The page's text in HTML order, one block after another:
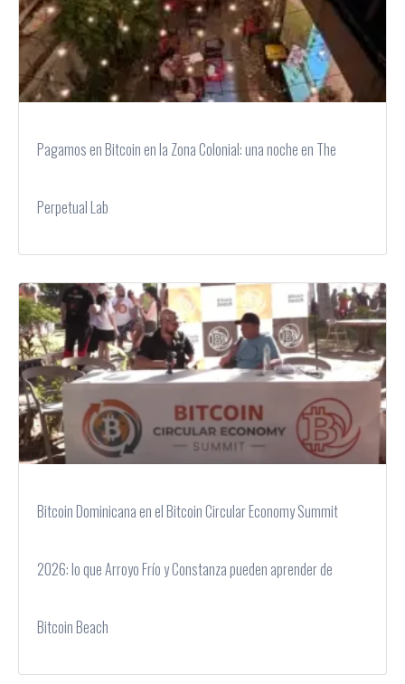
Pagamos en Bitcoin en la Zona Colonial: una noche en The
Perpetual Lab
Bitcoin Dominicana en el Bitcoin Circular Economy Summit
2026: lo que Arroyo Frío y Constanza pueden aprender de
Bitcoin Beach